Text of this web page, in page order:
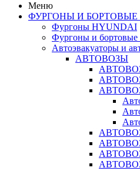
Меню
ФУРГОНЫ И
Фургоны HYUNDAI
Фургоны и
Автоэвакуаторы и
АВТОВОЗЫ